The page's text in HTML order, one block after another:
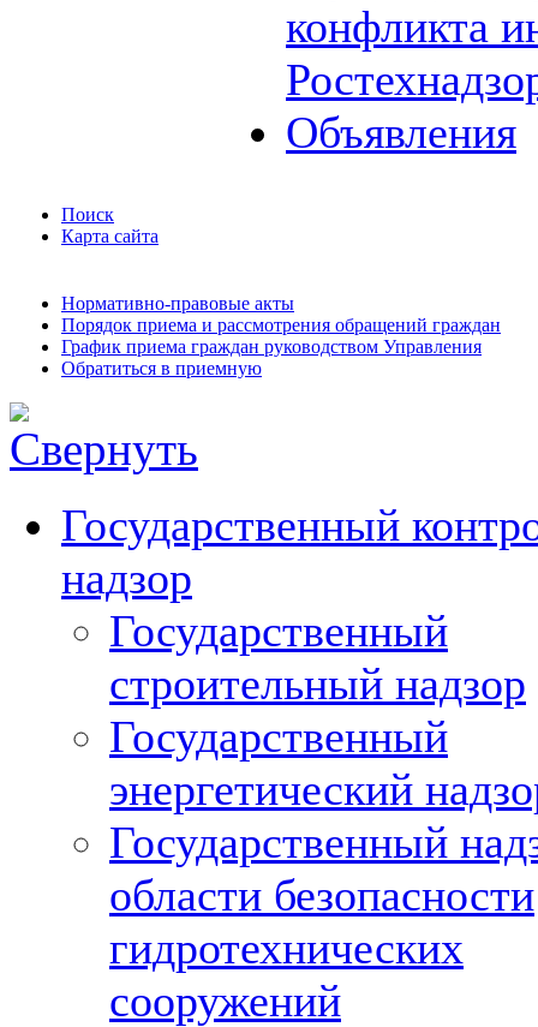
конфликта
Объявления
Поиск
Карта сайта
Нормативно-правовые акты
Порядок приема и рассмотрения обращений граждан
График приема граждан руководством Управления
Обратиться в приемную
Государственный
надзор
Государственный
строительный надзор
Государственный
энергетический
Государственный
области безопасности
гидротехнических
сооружений